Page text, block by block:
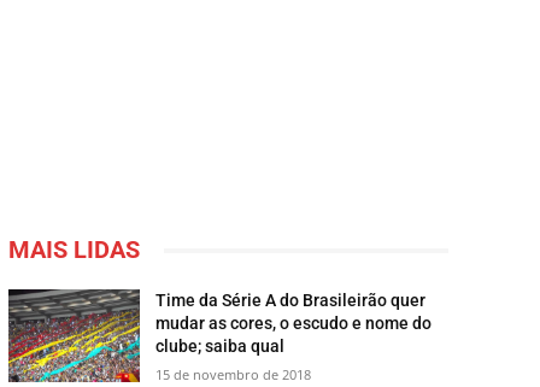
MAIS LIDAS
Time da Série A do Brasileirão quer
mudar as cores, o escudo e nome do
clube; saiba qual
15 de novembro de 2018